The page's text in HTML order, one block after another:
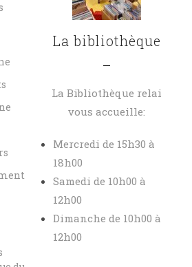
La bibliothèque
La Bibliothèque relai
vous accueille:
Mercredi de 15h30 à
18h00
Samedi de 10h00 à
12h00
Dimanche de 10h00 à
12h00